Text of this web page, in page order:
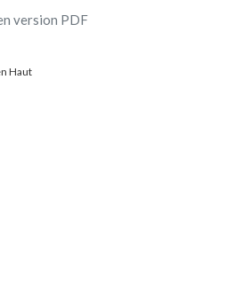
version PDF
Haut